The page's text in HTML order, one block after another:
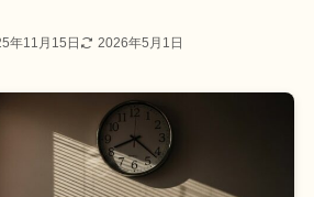
年11月15日 2026年5月1日